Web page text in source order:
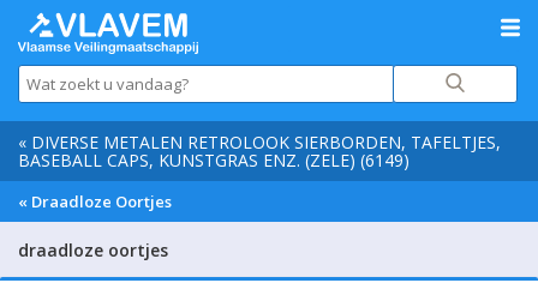
« DIVERSE METALEN RETROLOOK SIERBORDEN, TAFELTJES,
BASEBALL CAPS, KUNSTGRAS ENZ. (ZELE) (6149)
« Draadloze Oortjes
draadloze oortjes